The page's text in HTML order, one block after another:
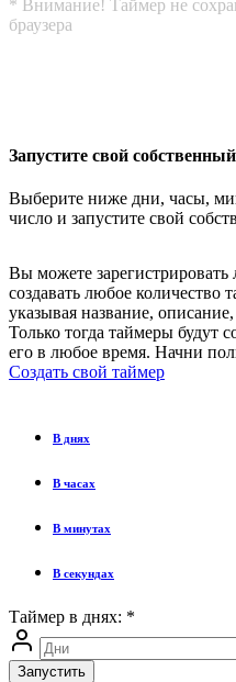
* Внимание! Таймер не
браузера
Запустите свой
Выберите ниже дни, часы,
число и запустите свой
Вы можете
создавать любое количество
указывая название,
Только тогда таймеры будут
его в любое время. Начни
Создать свой таймер
В днях
В часах
В минутах
В секундах
Таймер в днях: *
Запустить